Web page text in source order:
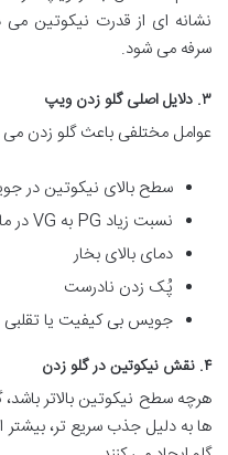
نشانه ای از قدرت نیکوتین می
سرفه می شود.
۳. دلایل اصلی گلو زدن ویپ
عوامل مختلفی باعث گلو زدن
سطح بالای نیکوتین در
نسبت زیاد PG به VG در مایع
دمای بالای بخار
پُک زدن نادرست
جویس بی کیفیت یا تقلبی
۴. نقش نیکوتین در گلو زدن
هرچه سطح نیکوتین بالاتر
ها به دلیل جذب سریع تر،